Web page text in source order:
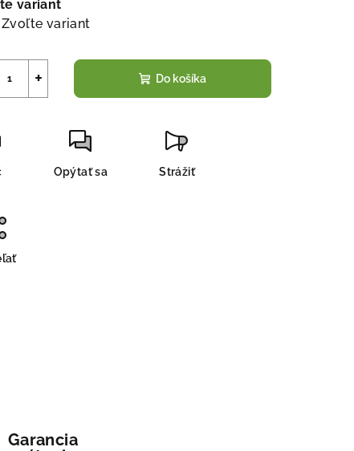
variant
Zvoľte variant
+ Do košíka
Opýtať sa Strážiť
Garancia